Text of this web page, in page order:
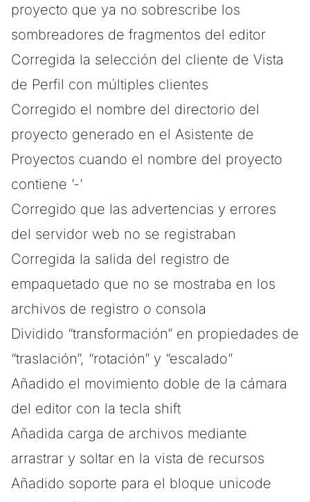
proyecto que ya no sobrescribe los
sombreadores de fragmentos del editor
Corregida la selección del cliente de Vista
de Perfil con múltiples clientes
Corregido el nombre del directorio del
proyecto generado en el Asistente de
Proyectos cuando el nombre del proyecto
contiene ’-’
Corregido que las advertencias y errores
del servidor web no se registraban
Corregida la salida del registro de
empaquetado que no se mostraba en los
archivos de registro o consola
Dividido “transformación” en propiedades de
“traslación”, “rotación” y “escalado”
Añadido el movimiento doble de la cámara
del editor con la tecla shift
Añadida carga de archivos mediante
arrastrar y soltar en la vista de recursos
Añadido soporte para el bloque unicode